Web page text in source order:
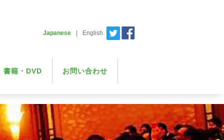
Japanese English
書籍・DVD お問い合わせ